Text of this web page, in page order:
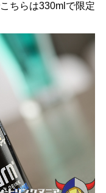
ちらは330mlで限定